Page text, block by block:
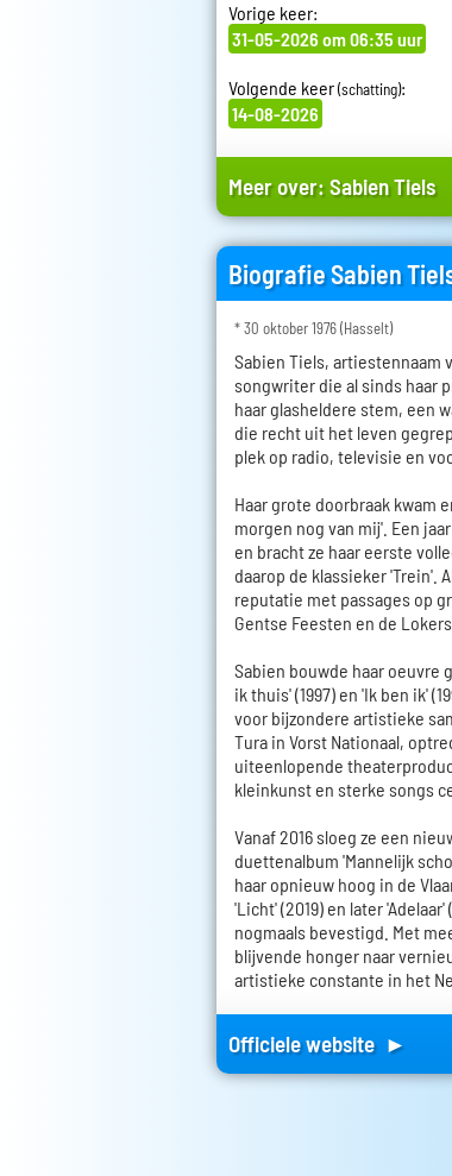
Vorige keer:
31-05-2026 om 06:35 uur
Volgende keer(schatting):
14-08-2026
Meer over:Sabien Tiels
Biografie Sabien
* 30 oktober 1976 (Hasselt)
Sabien Tiels, artiestennaam
songwriter die al sinds haar
haar glasheldere stem, een
die recht uit het leven
plek op radio, televisie en
Haar grote doorbraak kwam
morgen nog van mij'. Een
en bracht ze haar eerste
daarop de klassieker 'Trein'.
reputatie met passages op
Gentse Feesten en de
Sabien bouwde haar oeuvre
ik thuis' (1997) en 'Ik ben ik'
voor bijzondere artistieke
Tura in Vorst Nationaal,
uiteenlopende
kleinkunst en sterke songs
Vanaf 2016 sloeg ze een
duettenalbum 'Mannelijk
haar opnieuw hoog in de
'Licht' (2019) en later
nogmaals bevestigd. Met
blijvende honger naar
artistieke constante in het
Officiele website ►